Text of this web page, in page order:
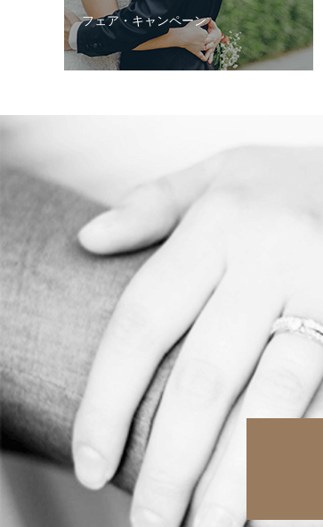
フェア・キャンペーン